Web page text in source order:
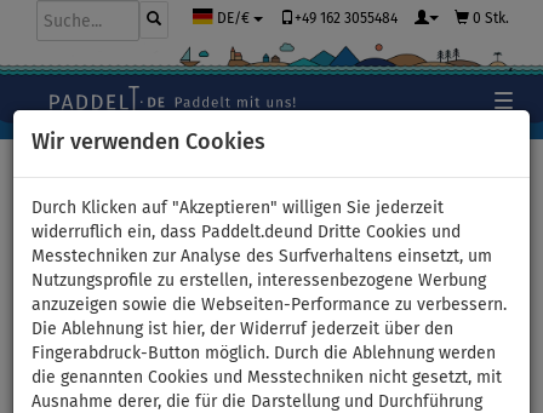
Wir verwenden Cookies
Durch Klicken auf "Akzeptieren" willigen Sie jederzeit
widerruflich ein, dass Paddelt.deund Dritte Cookies und
Messtechniken zur Analyse des Surfverhaltens einsetzt, um
Nutzungsprofile zu erstellen, interessenbezogene Werbung
anzuzeigen sowie die Webseiten-Performance zu verbessern.
Die Ablehnung ist hier, der Widerruf jederzeit über den
Fingerabdruck-Button möglich. Durch die Ablehnung werden
die genannten Cookies und Messtechniken nicht gesetzt, mit
Ausnahme derer, die für die Darstellung und Durchführung
DE/€ +49 162 3055484 0 Stk.
Kajak AQUA MARINA STEAM
312 aufblasbares Kajak 1-
Person - Variante: ohne